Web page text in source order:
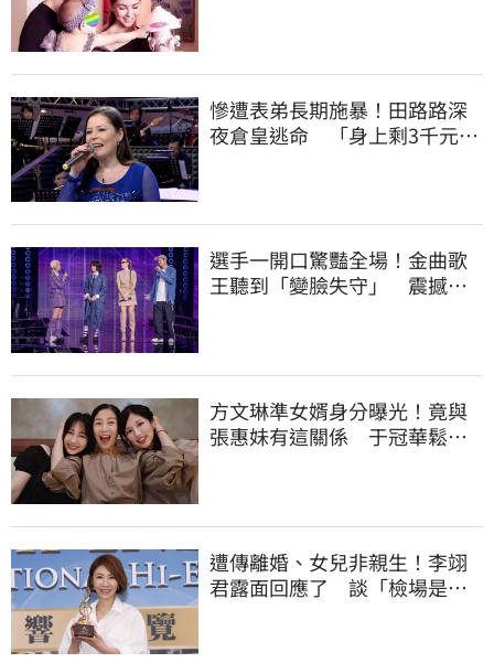
慘遭表弟長期施暴！田路路深
夜倉皇逃命 「身上剩3千元」
選手一開口驚豔全場！金曲歌
王聽到「變臉失守」 震撼畫
方文琳準女婿身分曝光！竟與
張惠妹有這關係 于冠華鬆口
遭傳離婚、女兒非親生！李翊
君露面回應了 談「檢場是否